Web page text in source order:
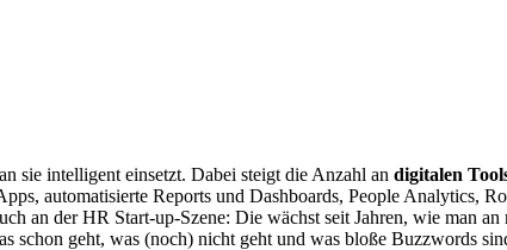
sie intelligent einsetzt. Dabei steigt die Anzahl an digitalen
automatisierte Reports und Dashboards, People Analytics,
an der HR Start-up-Szene: Die wächst seit Jahren, wie man
schon geht, was (noch) nicht geht und was bloße Buzzwords